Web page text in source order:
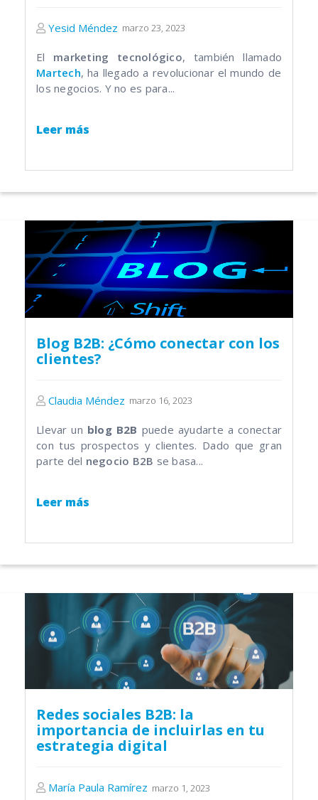
Yesid Méndez marzo 23, 2023
El marketing tecnológico, también llamado
Martech, ha llegado a revolucionar el mundo de
los negocios. Y no es para...
Leer más
Blog B2B: ¿Cómo conectar con los
clientes?
Claudia Méndez marzo 16, 2023
Llevar un blog B2B puede ayudarte a conectar
con tus prospectos y clientes. Dado que gran
parte del negocio B2B se basa...
Leer más
Redes sociales B2B: la
importancia de incluirlas en tu
estrategia digital
María Paula Ramírez marzo 1, 2023